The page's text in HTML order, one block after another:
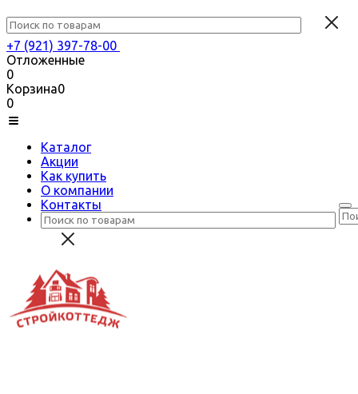
+7 (921) 397-78-00
Отложенные
0
Корзина0
0
Каталог
Акции
Как купить
О компании
Контакты